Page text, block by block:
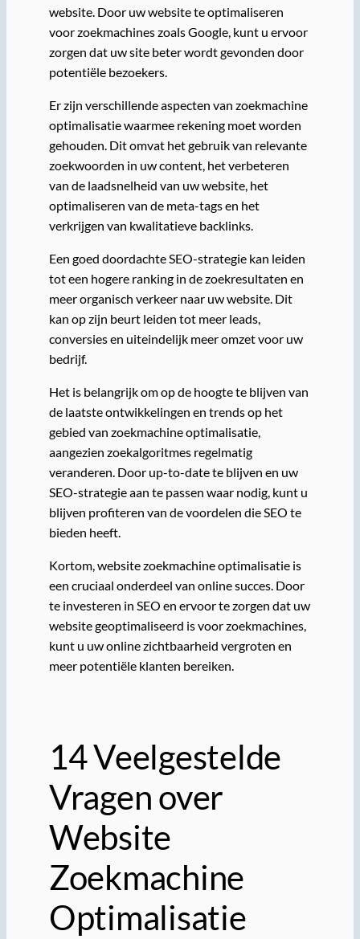
website. Door uw website te optimaliseren
voor zoekmachines zoals Google, kunt u ervoor
zorgen dat uw site beter wordt gevonden door
potentiële bezoekers.
Er zijn verschillende aspecten van zoekmachine
optimalisatie waarmee rekening moet worden
gehouden. Dit omvat het gebruik van relevante
zoekwoorden in uw content, het verbeteren
van de laadsnelheid van uw website, het
optimaliseren van de meta-tags en het
verkrijgen van kwalitatieve backlinks.
Een goed doordachte SEO-strategie kan leiden
tot een hogere ranking in de zoekresultaten en
meer organisch verkeer naar uw website. Dit
kan op zijn beurt leiden tot meer leads,
conversies en uiteindelijk meer omzet voor uw
bedrijf.
Het is belangrijk om op de hoogte te blijven van
de laatste ontwikkelingen en trends op het
gebied van zoekmachine optimalisatie,
aangezien zoekalgoritmes regelmatig
veranderen. Door up-to-date te blijven en uw
SEO-strategie aan te passen waar nodig, kunt u
blijven profiteren van de voordelen die SEO te
bieden heeft.
Kortom, website zoekmachine optimalisatie is
een cruciaal onderdeel van online succes. Door
te investeren in SEO en ervoor te zorgen dat uw
website geoptimaliseerd is voor zoekmachines,
kunt u uw online zichtbaarheid vergroten en
meer potentiële klanten bereiken.
14 Veelgestelde
Vragen over
Website
Zoekmachine
Optimalisatie